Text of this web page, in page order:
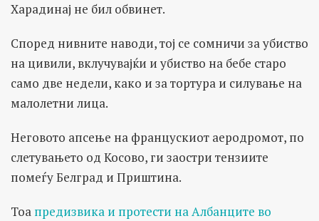
Харадинај не бил обвинет.
Според нивните наводи, тој се сомничи за убиство
на цивили, вклучувајќи и убиство на бебе старо
само две недели, како и за тортура и силување на
малолетни лица.
Неговото апсење на францускиот аеродромот, по
слетувањето од Косово, ги заостри тензиите
помеѓу Белград и Приштина.
Тоа предизвика и протести на Албанците во